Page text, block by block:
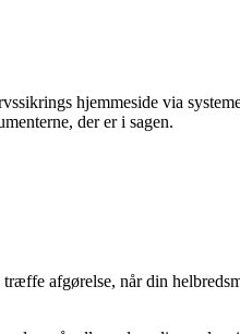
hjemmeside via
der er i sagen.
afgørelse, når din